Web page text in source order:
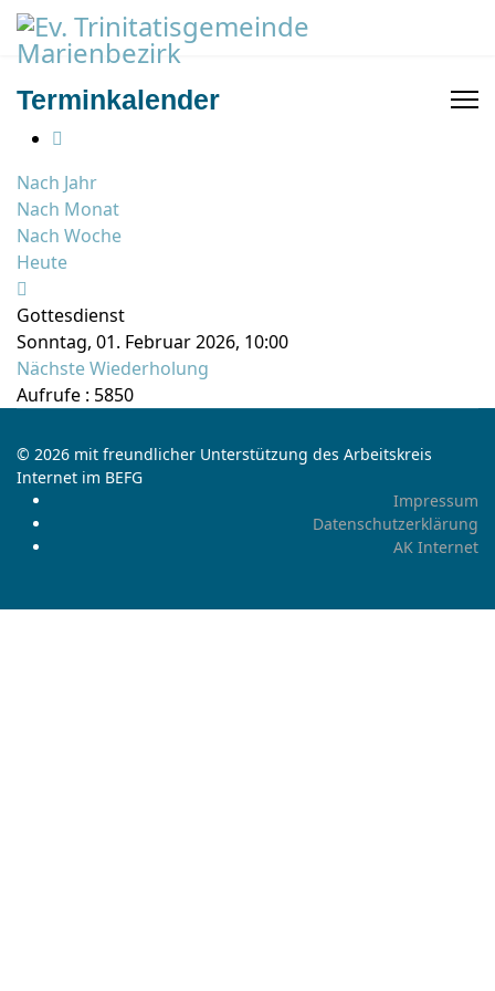
Terminkalender
Nach Jahr
Nach Monat
Nach Woche
Heute
Gottesdienst
Sonntag, 01. Februar 2026, 10:00
Nächste Wiederholung
Aufrufe : 5850
© 2026 mit freundlicher Unterstützung des Arbeitskreis
Internet im BEFG
Impressum
Datenschutzerklärung
AK Internet